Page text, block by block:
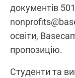
документів
освіти,
пропозицію.
Студенти та